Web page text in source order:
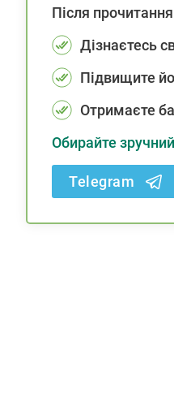
Після
Дізнаєтесь
Підвищите
Отримаєте
Обирайте
Telegram